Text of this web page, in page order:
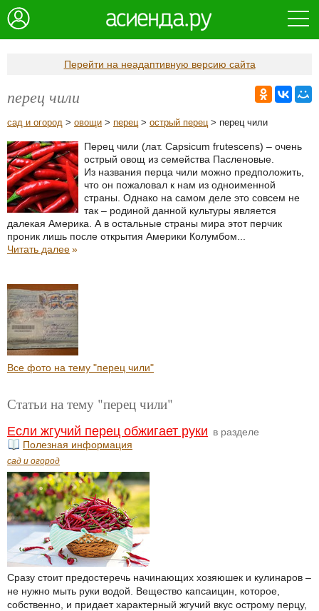
Перейти на неадаптивную версию сайта
перец чили
сад и огород > овощи > перец> острый перец> перец чили
Перец чили (лат. Capsicum frutescens) – очень
острый овощ из семейства Пасленовые.
Из названия перца чили можно предположить,
что он пожаловал к нам из одноименной
страны. Однако на самом деле это совсем не
так – родиной данной культуры является
далекая Америка. А в остальные страны мира этот перчик
проник лишь после открытия Америки Колумбом...
Читать далее»
Все фото на тему "перец чили"
Статьи на тему "перец чили"
Если жгучий перец обжигает руки в разделе
Полезная информация
сад и огород
Сразу стоит предостеречь начинающих хозяюшек и кулинаров –
не нужно мыть руки водой. Вещество капсаицин, которое,
собственно, и придает характерный жгучий вкус острому перцу,